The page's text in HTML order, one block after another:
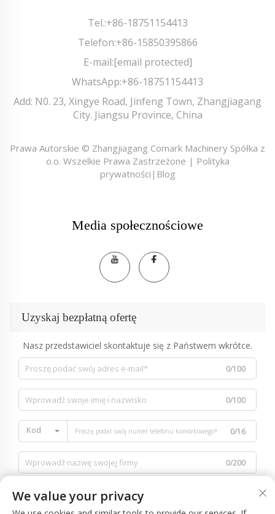
Tel.:+86-18751154413
Telefon:+86-15850395866
E-mail:[email protected]
WhatsApp:+86-18751154413
Add: N0. 23, Xingye Road, Jinfeng Town, Zhangjiagang
City. Jiangsu Province, China
Prawa Autorskie © Zhangjiagang Comark Machinery Spółka z
o.o. Wszelkie Prawa Zastrzeżone | Polityka
prywatności | Blog
Media społecznościowe
Uzyskaj bezpłatną ofertę
Nasz przedstawiciel skontaktuje się z Państwem wkrótce.
0/100
0/100
Kod 0/16
0/200
We value your privacy